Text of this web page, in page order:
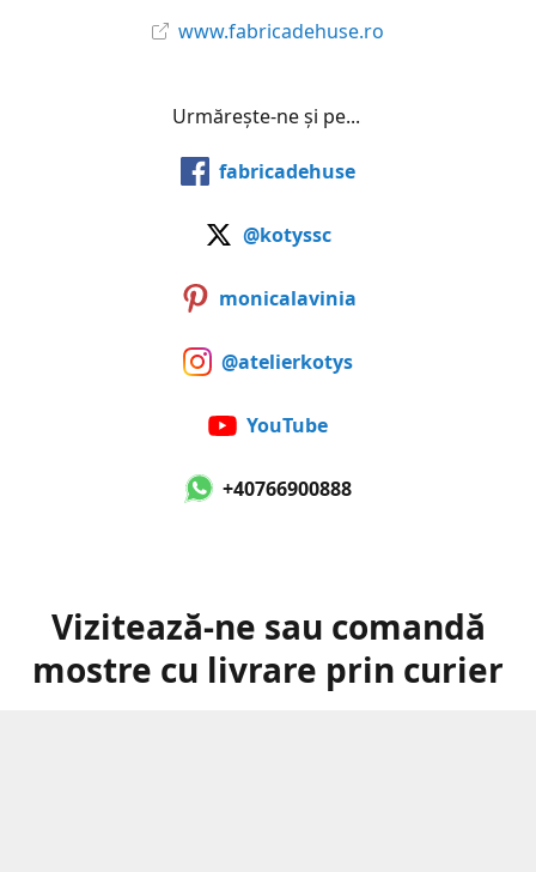
www.fabricadehuse.ro
Urmărește-ne și pe...
fabricadehuse
@kotyssc
monicalavinia
@atelierkotys
YouTube
+40766900888
Vizitează-ne sau comandă
mostre cu livrare prin curier